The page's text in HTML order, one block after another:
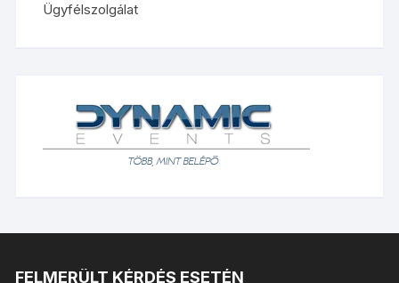
Ügyfélszolgálat
FELMERÜLT KÉRDÉS ESETÉN